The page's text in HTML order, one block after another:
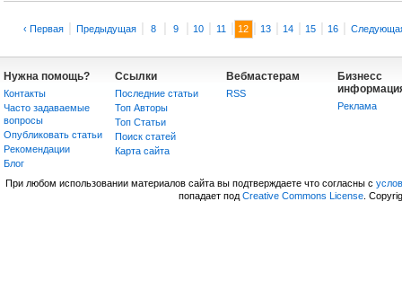
‹ Первая Предыдущая 8 9 10 11 12 13 14 15 16
Нужна помощь?
Контакты
Часто задаваемые
вопросы
Опубликовать статьи
Рекомендации
Блог
Ссылки
Последние статьи
Топ Авторы
Топ Статьи
Поиск статей
Карта сайта
Вебмастерам
RSS
Бизнесс
Реклама
При любом использовании материалов сайта вы подтверждаете что согласны с
попадает под Creative Commons License.